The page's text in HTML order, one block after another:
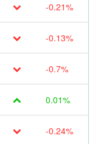
-0.21%
-0.13%
-0.7%
0.01%
-0.24%